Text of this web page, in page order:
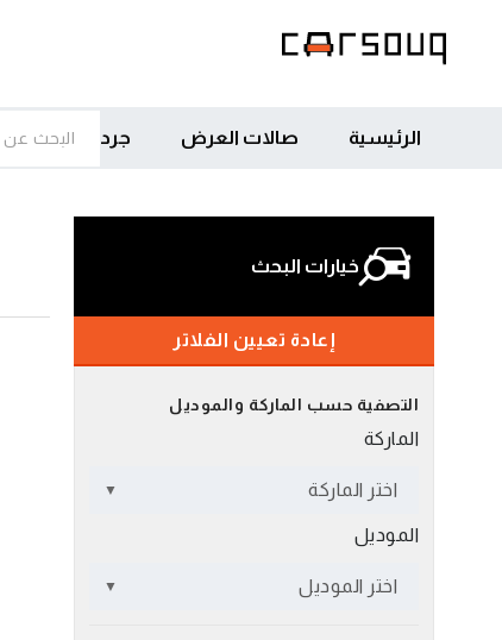
الرئيسية صالات العرض جرد
خيارات البحث
إعادة تعيين الفلاتر
التصفية حسب الماركة والموديل
الماركة
اختر الماركة
الموديل
اختر الموديل